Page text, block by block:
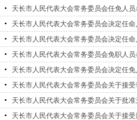
天长市人民代表大会常务委员会任免人员
天长市人民代表大会常务委员会决定任
天长市人民代表大会常务委员会决定任
天长市人民代表大会常务委员会免职人员
天长市人民代表大会常务委员会决定任
天长市人民代表大会常务委员会关于接
天长市人民代表大会常务委员会关于批
天长市人民代表大会常务委员会关于接